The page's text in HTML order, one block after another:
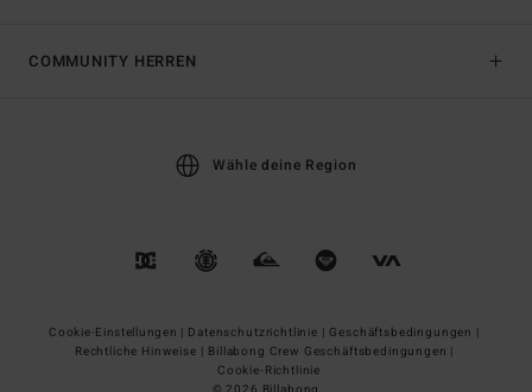
COMMUNITY HERREN
Wähle deine Region
Cookie-Einstellungen | Datenschutzrichtlinie | Geschäftsbedingungen |
Rechtliche Hinweise | Billabong Crew Geschäftsbedingungen |
Cookie-Richtlinie